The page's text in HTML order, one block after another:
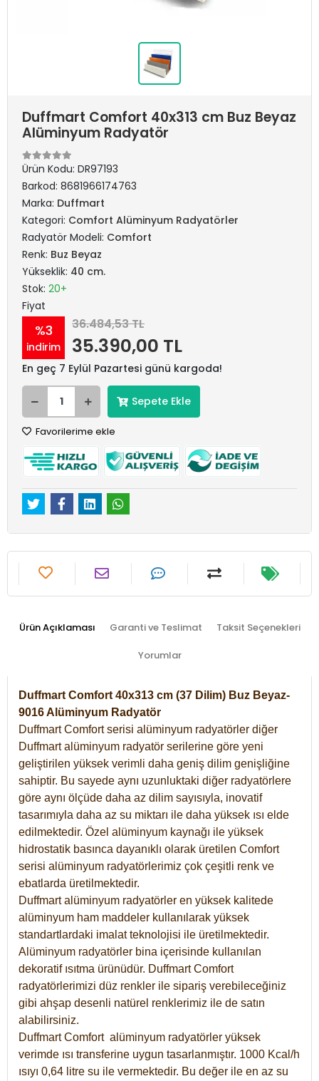
Duffmart Comfort 40x313 cm Buz Beyaz
Alüminyum Radyatör
Ürün Kodu: DR97193
Barkod: 8681966174763
Marka: Duffmart
Kategori: Comfort Alüminyum Radyatörler
Radyatör Modeli: Comfort
Renk: Buz Beyaz
Yükseklik: 40 cm.
Stok: 20+
Fiyat
%3
indirim
36.484,53 TL
35.390,00 TL
En geç 7 Eylül Pazartesi günü kargoda!
Sepete Ekle
Favorilerime ekle
Ürün Açıklaması Garanti ve Teslimat Taksit Seçenekleri
Yorumlar
Duffmart Comfort 40x313 cm (37 Dilim) Buz Beyaz-
9016 Alüminyum Radyatör
Duffmart Comfort serisi alüminyum radyatörler diğer
Duffmart alüminyum radyatör serilerine göre yeni
geliştirilen yüksek verimli daha geniş dilim genişliğine
sahiptir. Bu sayede aynı uzunluktaki diğer radyatörlere
göre aynı ölçüde daha az dilim sayısıyla, inovatif
tasarımıyla daha az su miktarı ile daha yüksek ısı elde
edilmektedir. Özel alüminyum kaynağı ile yüksek
hidrostatik basınca dayanıklı olarak üretilen Comfort
serisi alüminyum radyatörlerimiz çok çeşitli renk ve
ebatlarda üretilmektedir.
Duffmart alüminyum radyatörler en yüksek kalitede
alüminyum ham maddeler kullanılarak yüksek
standartlardaki imalat teknolojisi ile üretilmektedir.
Alüminyum radyatörler bina içerisinde kullanılan
dekoratif ısıtma ürünüdür. Duffmart Comfort
radyatörlerimizi düz renkler ile sipariş verebileceğiniz
gibi ahşap desenli natürel renklerimiz ile de satın
alabilirsiniz.
Duffmart Comfort alüminyum radyatörler yüksek
verimde ısı transferine uygun tasarlanmıştır. 1000 Kcal/h
ısıyı 0,64 litre su ile vermektedir. Bu değer ile en az su